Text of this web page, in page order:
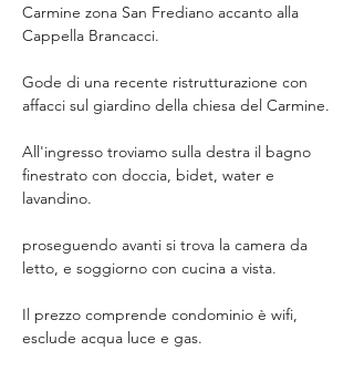
Carmine zona San Frediano accanto alla
Cappella Brancacci.
Gode di una recente ristrutturazione con
affacci sul giardino della chiesa del Carmine.
All'ingresso troviamo sulla destra il bagno
finestrato con doccia, bidet, water e
lavandino.
proseguendo avanti si trova la camera da
letto, e soggiorno con cucina a vista.
Il prezzo comprende condominio è wifi,
esclude acqua luce e gas.